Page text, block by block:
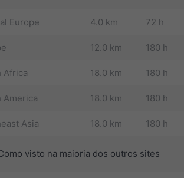
Europe 4.0 km 72 h
12.0 km 180 h
Africa 18.0 km 180 h
America 18.0 km 180 h
Asia 18.0 km 180 h
visto na maioria dos outros sites